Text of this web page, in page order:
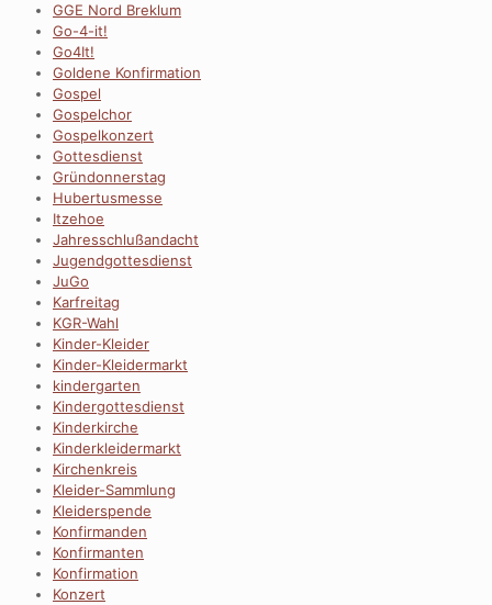
GGE Nord Breklum
Go-4-it!
Go4It!
Goldene Konfirmation
Gospel
Gospelchor
Gospelkonzert
Gottesdienst
Gründonnerstag
Hubertusmesse
Itzehoe
Jahresschlußandacht
Jugendgottesdienst
JuGo
Karfreitag
KGR-Wahl
Kinder-Kleider
Kinder-Kleidermarkt
kindergarten
Kindergottesdienst
Kinderkirche
Kinderkleidermarkt
Kirchenkreis
Kleider-Sammlung
Kleiderspende
Konfirmanden
Konfirmanten
Konfirmation
Konzert